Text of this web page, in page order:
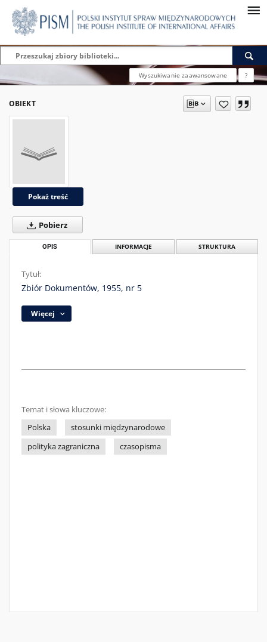
Wyszukiwanie zaawansowane ?
OBIEKT
Pokaż treść
Pobierz
OPIS INFORMACJE STRUKTURA
Tytuł:
Zbiór Dokumentów, 1955, nr 5
Więcej
Temat i słowa kluczowe:
Polska
stosunki międzynarodowe
polityka zagraniczna
czasopisma